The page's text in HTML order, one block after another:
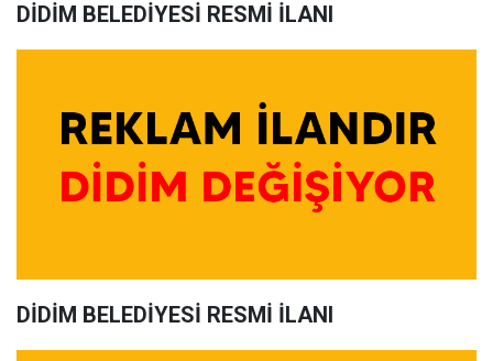
DİDİM BELEDİYESİ RESMİ İLANI
DİDİM BELEDİYESİ RESMİ İLANI